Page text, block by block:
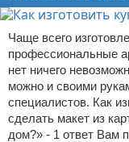
Чаще всего
профессиональные
нет ничего
можно и своими
специалистов. Как
сделать макет из
дом?» - 1 ответ Вам